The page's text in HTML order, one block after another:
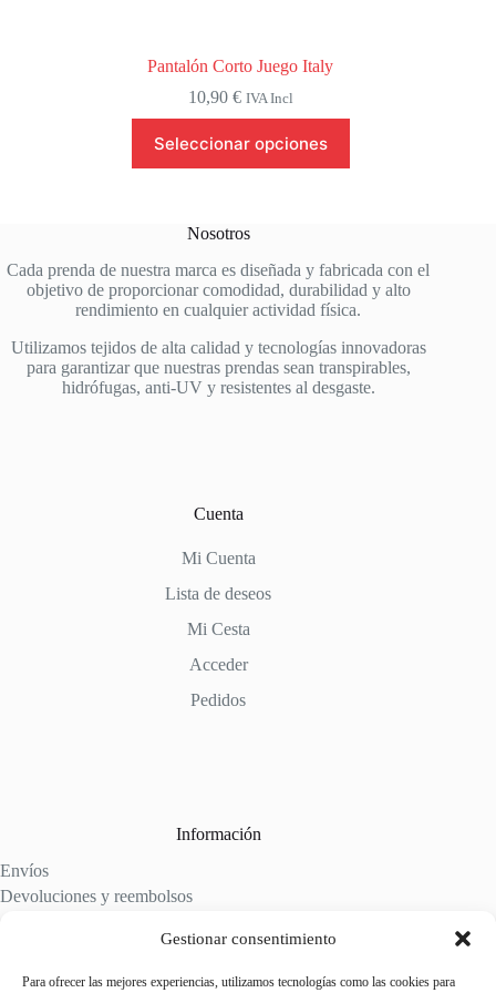
Gestionar consentimiento
Para ofrecer las mejores experiencias, utilizamos tecnologías como las cookies para
Pantalón Corto Juego Italy
10,90 € IVA Incl
Seleccionar opciones
producto
tiene
Las
se
pueden
elegir
la
página
de
Nosotros
Cada prenda de nuestra marca es diseñada y fabricada con el
objetivo de proporcionar comodidad, durabilidad y alto
rendimiento en cualquier actividad física.
Utilizamos tejidos de alta calidad y tecnologías innovadoras
para garantizar que nuestras prendas sean transpirables,
hidrófugas, anti-UV y resistentes al desgaste.
Cuenta
Mi Cuenta
Lista de deseos
Mi Cesta
Acceder
Pedidos
Información
Envíos
Devoluciones y reembolsos
Política de privacidad